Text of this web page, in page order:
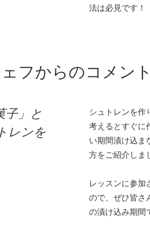
法は必見です！
フからのコメント
子」と
レンを
シュトレンを作
考えるとすぐに
い期間漬け込ま
方をご紹介しま
レッスンに参加
ので、ぜひ皆さ
の漬け込み期間